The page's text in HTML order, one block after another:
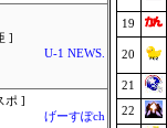
]
U-1 NEWS.
ポ ]
げーすぽch
19
20
21
22